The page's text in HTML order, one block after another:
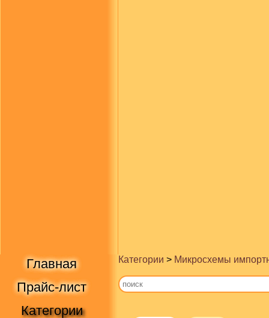
Главная
Прайс-лист
Категории
Категории > Микросхемы